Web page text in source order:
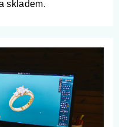
skladem.